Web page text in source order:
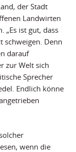
der Stadt
Landwirten
„Es ist gut, dass
schweigen. Denn
darauf
zur Welt sich
Sprecher
Endlich könne
wenn die